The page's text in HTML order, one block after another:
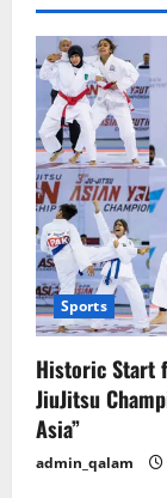
Sports
Historic Start
JiuJitsu
Asia”
admin_qalam